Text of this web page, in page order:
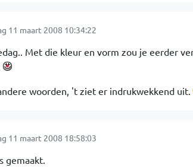
11 maart 2008 10:34:22
Met die kleur en vorm zou je eerder
woorden, 't ziet er indrukwekkend uit.
11 maart 2008 18:58:03
gemaakt.